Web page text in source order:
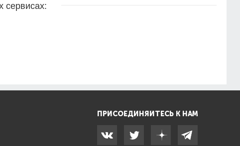
сервисах:
ПРИСОЕДИНЯЙТЕСЬ К НАМ